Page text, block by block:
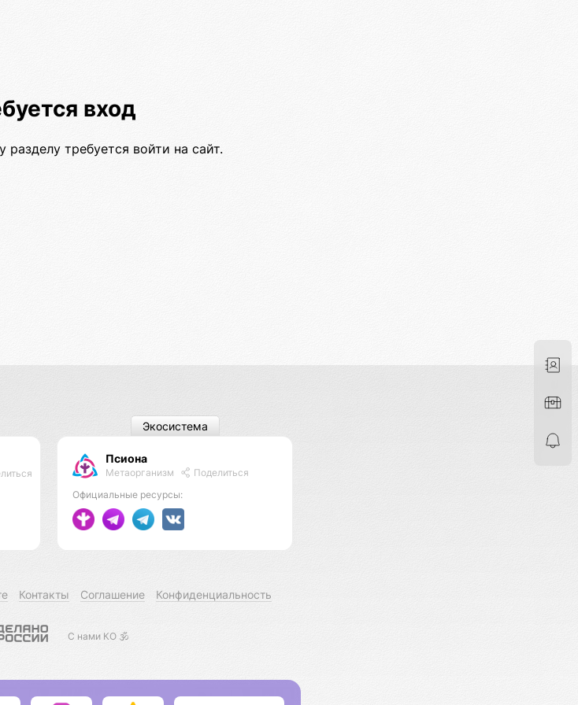
вход
разделу требуется войти на сайт.
Псиона
Метаорганизм
Поделиться
Официальные ресурсы:
Экосистема
Контакты Соглашение Конфиденциальность
С нами КО 🕉️